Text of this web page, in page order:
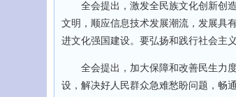
全会提出，激发全民族文化创新创造
文明，顺应信息技术发展潮流，发展具
进文化强国建设。要弘扬和践行社会主
全会提出，加大保障和改善民生力度
设，解决好人民群众急难愁盼问题，畅